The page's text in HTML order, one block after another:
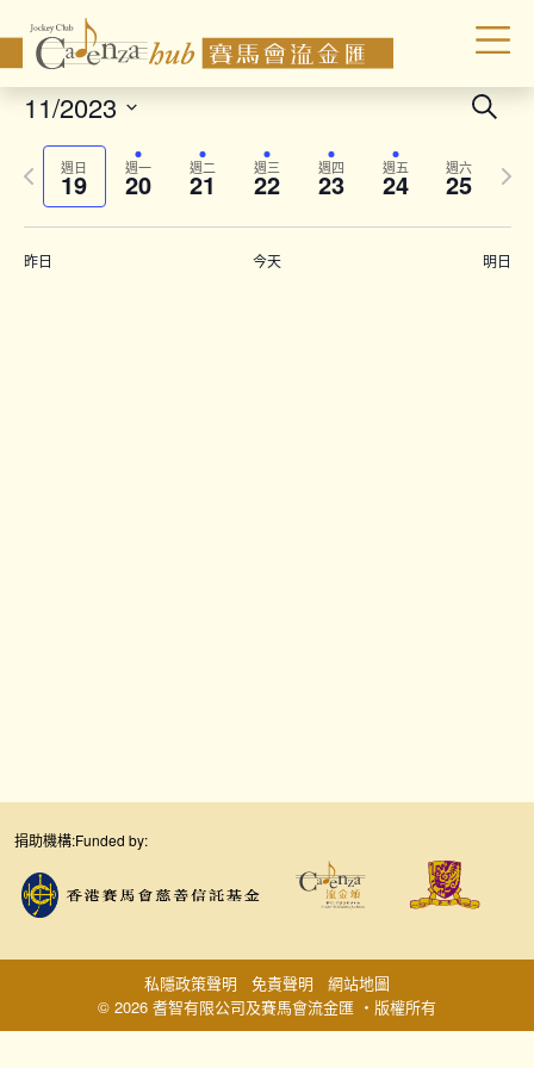
and
Search
11/2023
Select
date.週日
19 週一
20 週二
21 週三
22 週四
23 週五
24 週六
25
Previous
week
Next
昨日 今天 明日
捐助機構:Funded by:
© 2026 耆智有限公司及賽馬會流金匯 ‧版權所有
私隱政策聲明 免責聲明 網站地圖